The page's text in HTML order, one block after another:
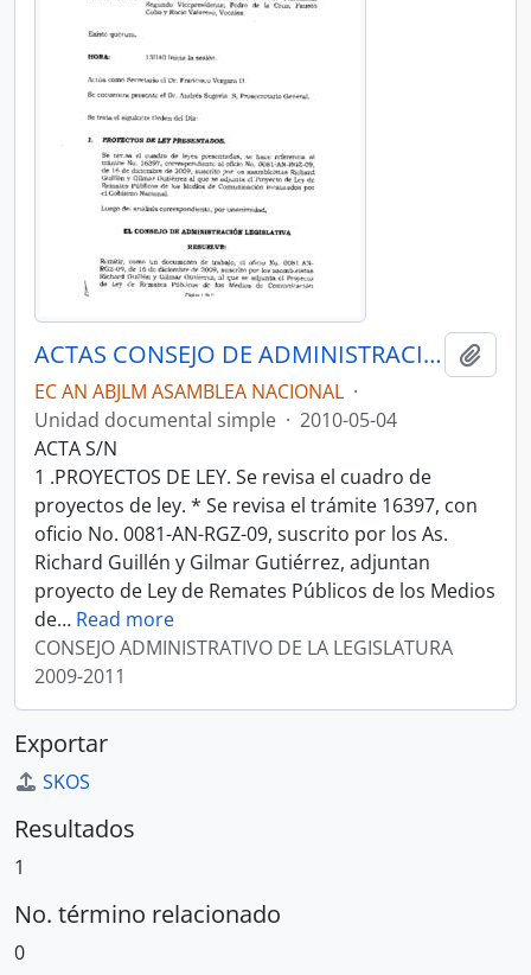
ACTAS CONSEJO DE ADMINISTRACIÓN LEGISLATIVA CAL-2009-2011
EC AN ABJLM ASAMBLEA NACIONAL ·
Unidad documental simple · 2010-05-04
ACTA S/N
1 .PROYECTOS DE LEY. Se revisa el cuadro de
proyectos de ley. * Se revisa el trámite 16397, con
oficio No. 0081-AN-RGZ-09, suscrito por los As.
Richard Guillén y Gilmar Gutiérrez, adjuntan
proyecto de Ley de Remates Públicos de los Medios
de… Read more
CONSEJO ADMINISTRATIVO DE LA LEGISLATURA
2009-2011
Exportar
SKOS
Resultados
1
No. término relacionado
0